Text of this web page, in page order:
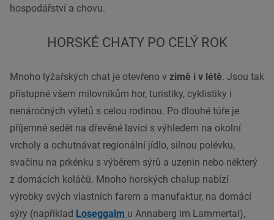
hospodářství a chovu.
HORSKÉ CHATY PO CELÝ ROK
Mnoho lyžařských chat je otevřeno v zimě i v létě. Jsou tak
přístupné všem milovníkům hor, turistiky, cyklistiky i
nenáročných výletů s celou rodinou. Po dlouhé túře je
příjemné sedět na dřevěné lavici s výhledem na okolní
vrcholy a ochutnávat regionální jídlo, silnou polévku,
svačinu na prkénku s výběrem sýrů a uzenin nebo některý
z domácích koláčů. Mnoho horských chalup nabízí
výrobky svých vlastních farem a manufaktur, na domácí
sýry (například Loseggalm u Annaberg im Lammertal),